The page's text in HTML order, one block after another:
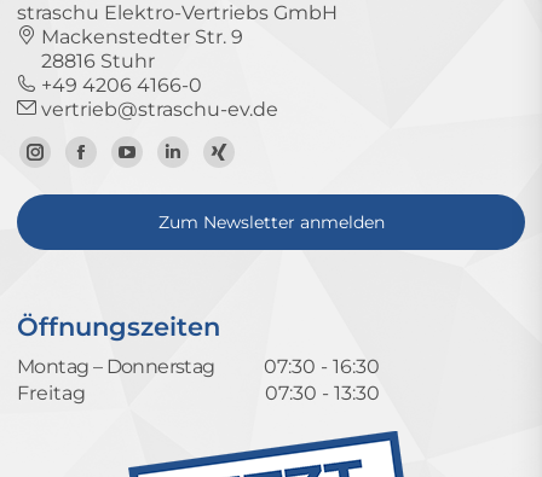
straschu Elektro-Vertriebs GmbH
Mackenstedter Str. 9
28816 Stuhr
+49 4206 4166-0
vertrieb@straschu-ev.de
Zum
Instagram-
Zur
Facebook-
Zum
YouTube-
Kanal
Zum
LinkedIn-
Profil
Zum
Xing-
Profil
Zum Newsletter anmelden
Öffnungszeiten
Montag – Donnerstag
07:30 - 16:30
Freitag
07:30 - 13:30